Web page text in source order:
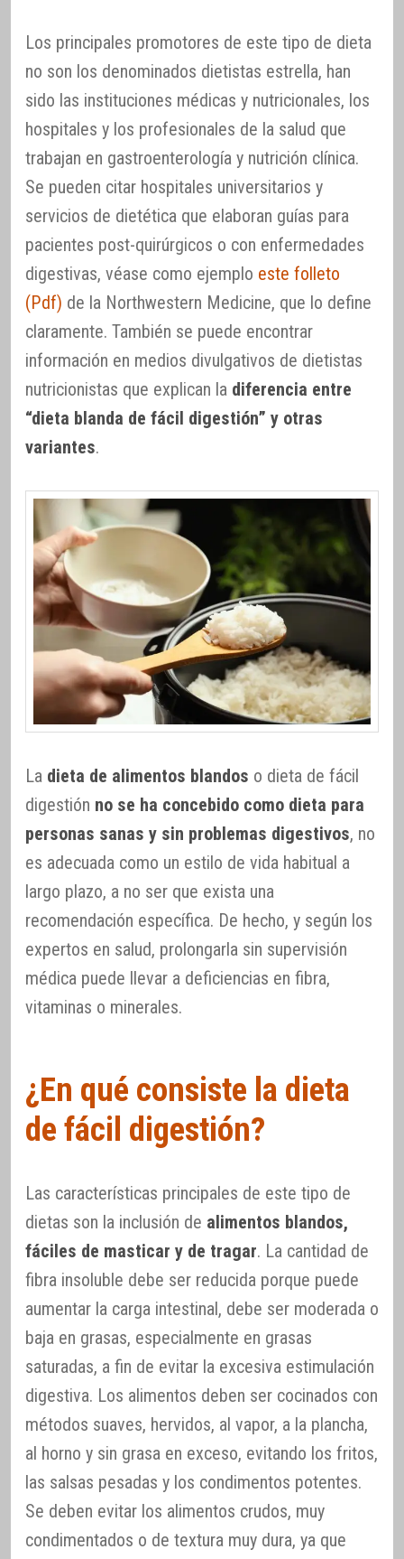
Los principales promotores de este tipo de dieta
no son los denominados dietistas estrella, han
sido las instituciones médicas y nutricionales, los
hospitales y los profesionales de la salud que
trabajan en gastroenterología y nutrición clínica.
Se pueden citar hospitales universitarios y
servicios de dietética que elaboran guías para
pacientes post-quirúrgicos o con enfermedades
digestivas, véase como ejemplo este folleto
(Pdf) de la Northwestern Medicine, que lo define
claramente. También se puede encontrar
información en medios divulgativos de dietistas
nutricionistas que explican la diferencia entre
“dieta blanda de fácil digestión” y otras
variantes.
La dieta de alimentos blandos o dieta de fácil
digestión no se ha concebido como dieta para
personas sanas y sin problemas digestivos, no
es adecuada como un estilo de vida habitual a
largo plazo, a no ser que exista una
recomendación específica. De hecho, y según los
expertos en salud, prolongarla sin supervisión
médica puede llevar a deficiencias en fibra,
vitaminas o minerales.
¿En qué consiste la dieta
de fácil digestión?
Las características principales de este tipo de
dietas son la inclusión de alimentos blandos,
fáciles de masticar y de tragar. La cantidad de
fibra insoluble debe ser reducida porque puede
aumentar la carga intestinal, debe ser moderada o
baja en grasas, especialmente en grasas
saturadas, a fin de evitar la excesiva estimulación
digestiva. Los alimentos deben ser cocinados con
métodos suaves, hervidos, al vapor, a la plancha,
al horno y sin grasa en exceso, evitando los fritos,
las salsas pesadas y los condimentos potentes.
Se deben evitar los alimentos crudos, muy
condimentados o de textura muy dura, ya que